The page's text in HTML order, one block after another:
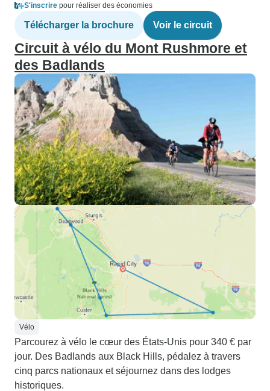
S'inscrire pour réaliser des économies
Télécharger la brochure Voir le circuit
Circuit à vélo du Mont Rushmore et
des Badlands
Vélo
Parcourez à vélo le cœur des États-Unis pour 340 € par
jour. Des Badlands aux Black Hills, pédalez à travers
cinq parcs nationaux et séjournez dans des lodges
historiques.